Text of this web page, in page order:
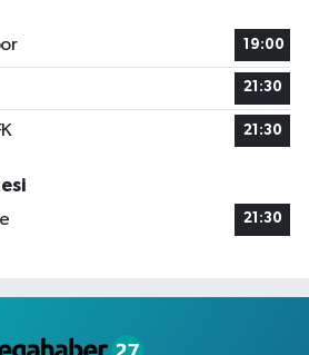
19:00
21:30
21:30
21:30